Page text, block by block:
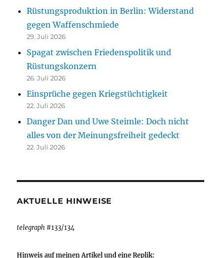
Rüstungsproduktion in Berlin: Widerstand
gegen Waffenschmiede
29. Juli 2026
Spagat zwischen Friedenspolitik und
Rüstungskonzern
26. Juli 2026
Einsprüche gegen Kriegstüchtigkeit
22. Juli 2026
Danger Dan und Uwe Steimle: Doch nicht
alles von der Meinungsfreiheit gedeckt
22. Juli 2026
AKTUELLE HINWEISE
telegraph #133/134
Hinweis auf meinen Artikel und eine Replik: